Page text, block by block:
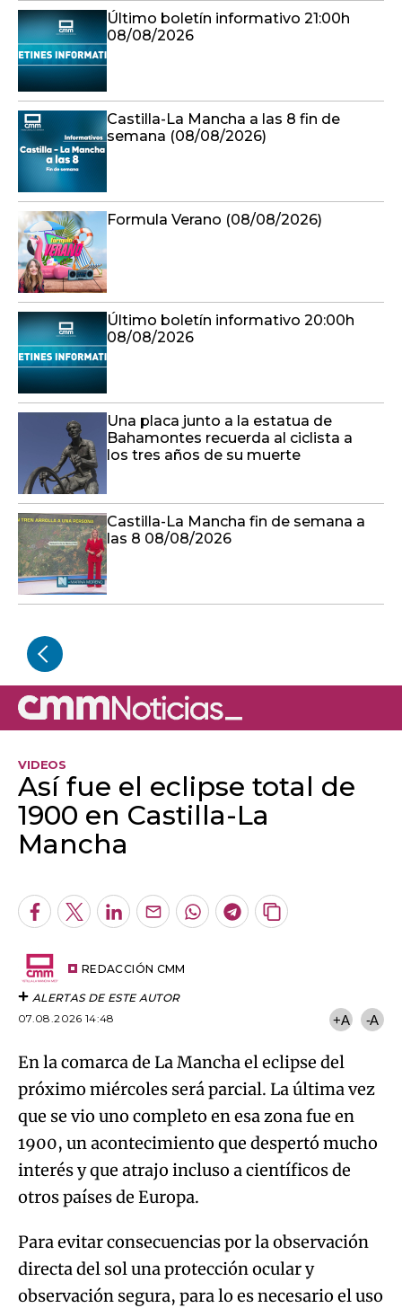
Último boletín informativo 21:00h
08/08/2026
Castilla-La Mancha a las 8 fin de
semana (08/08/2026)
Formula Verano (08/08/2026)
Último boletín informativo 20:00h
08/08/2026
Una placa junto a la estatua de
Bahamontes recuerda al ciclista a
los tres años de su muerte
Castilla-La Mancha fin de semana a
las 8 08/08/2026
VIDEOS
Así fue el eclipse total de
1900 en Castilla-La
Mancha
Facebook
TwitterLinkedInEnviarWhatsapp
Telegram
Copiar
REDACCIÓN CMM
ALERTAS DE ESTE AUTOR
07.08.2026 14:48
+A -A
En la comarca de La Mancha el eclipse del
próximo miércoles será parcial. La última vez
que se vio uno completo en esa zona fue en
1900, un acontecimiento que despertó mucho
interés y que atrajo incluso a científicos de
otros países de Europa.
Para evitar consecuencias por la observación
directa del sol una protección ocular y
observación segura, para lo es necesario el uso